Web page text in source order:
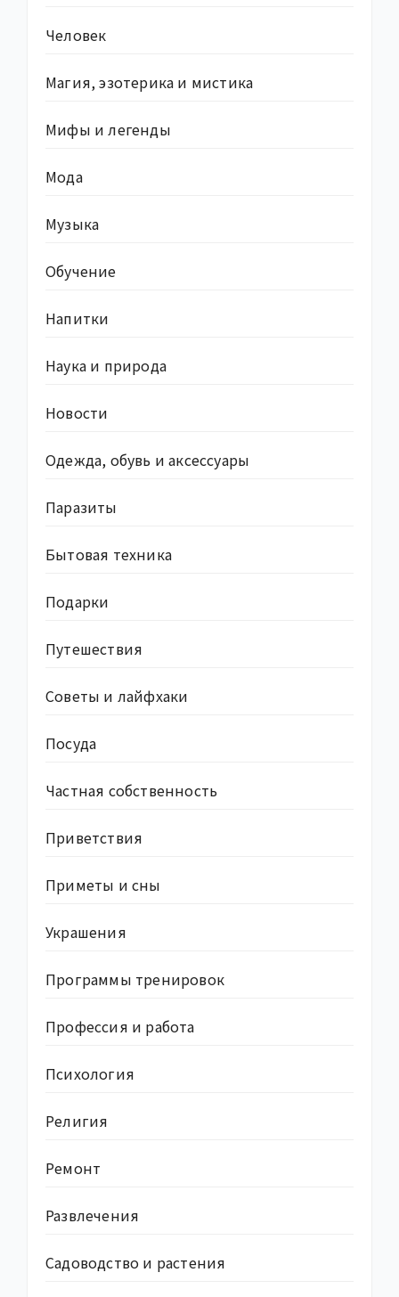
Человек
Магия, эзотерика и мистика
Мифы и легенды
Мода
Музыка
Обучение
Напитки
Наука и природа
Новости
Одежда, обувь и аксессуары
Паразиты
Бытовая техника
Подарки
Путешествия
Советы и лайфхаки
Посуда
Частная собственность
Приветствия
Приметы и сны
Украшения
Программы тренировок
Профессия и работа
Психология
Религия
Ремонт
Развлечения
Садоводство и растения